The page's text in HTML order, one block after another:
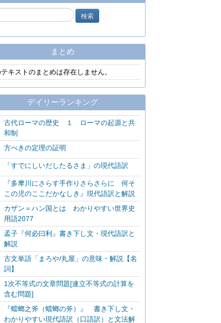
まとめ
テキストのまとめは存在しません。
デイリーランキング
古代ローマの歴史 １ ローマの起源と共
和制
方べきの定理の証明
「すでにしいだしたるさま」の現代語訳
『多摩川にさらす手作りさらさらに 何そ
この児のここだかなしき』現代語訳と解説
カザン＝ハン国とは わかりやすい世界史
用語2077
孟子『何必曰利』書き下し文・現代語訳と
解説
古文単語「まろや/丸屋」の意味・解説【名
詞】
1次不等式の文章問題[連立不等式の計算を
含む問題]
『蟷螂之斧（蟷螂の斧）』 書き下し文・
わかりやすい現代語訳（口語訳）と文法解